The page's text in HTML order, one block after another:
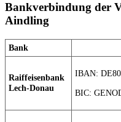
Bankverbindung der
Aindling
Bank
Raiffeisenbank
Lech-Donau
IBAN: DE80
BIC: